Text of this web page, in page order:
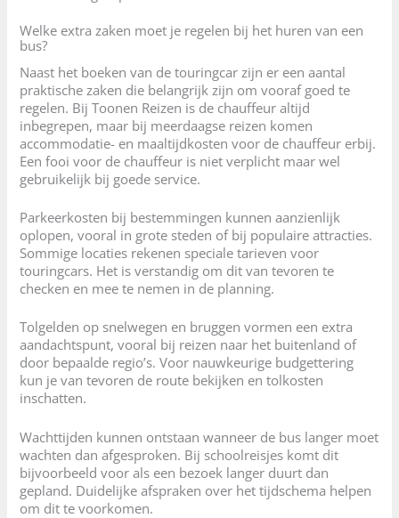
Welke extra zaken moet je regelen bij het huren van een
bus?
Naast het boeken van de touringcar zijn er een aantal
praktische zaken die belangrijk zijn om vooraf goed te
regelen. Bij Toonen Reizen is de chauffeur altijd
inbegrepen, maar bij meerdaagse reizen komen
accommodatie- en maaltijdkosten voor de chauffeur erbij.
Een fooi voor de chauffeur is niet verplicht maar wel
gebruikelijk bij goede service.
Parkeerkosten bij bestemmingen kunnen aanzienlijk
oplopen, vooral in grote steden of bij populaire attracties.
Sommige locaties rekenen speciale tarieven voor
touringcars. Het is verstandig om dit van tevoren te
checken en mee te nemen in de planning.
Tolgelden op snelwegen en bruggen vormen een extra
aandachtspunt, vooral bij reizen naar het buitenland of
door bepaalde regio’s. Voor nauwkeurige budgettering
kun je van tevoren de route bekijken en tolkosten
inschatten.
Wachttijden kunnen ontstaan wanneer de bus langer moet
wachten dan afgesproken. Bij schoolreisjes komt dit
bijvoorbeeld voor als een bezoek langer duurt dan
gepland. Duidelijke afspraken over het tijdschema helpen
om dit te voorkomen.